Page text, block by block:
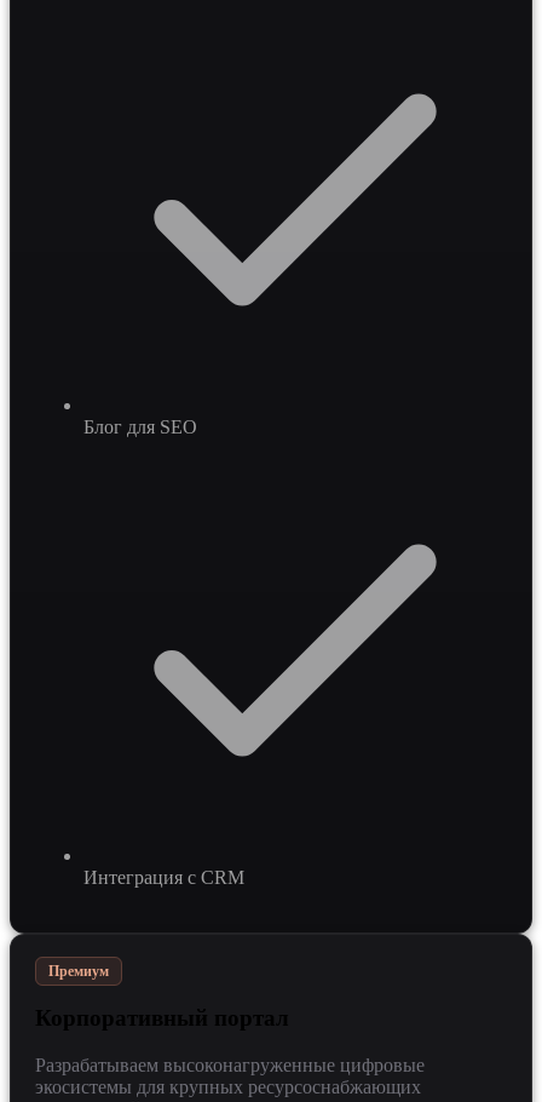
Блог для SEO
Интеграция с CRM
Премиум
Корпоративный портал
Разрабатываем высоконагруженные цифровые
экосистемы для крупных ресурсоснабжающих